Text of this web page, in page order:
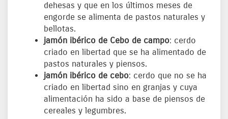
dehesas y que en los últimos meses de
engorde se alimenta de pastos naturales y
bellotas.
jamón ibérico de Cebo de campo: cerdo
criado en libertad que se ha alimentado de
pastos naturales y piensos.
jamón ibérico de cebo: cerdo que no se ha
criado en libertad sino en granjas y cuya
alimentación ha sido a base de piensos de
cereales y legumbres.